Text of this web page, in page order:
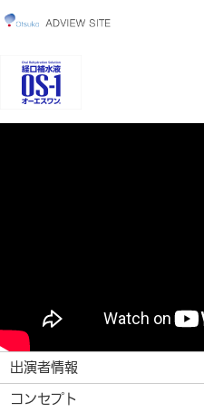
出演者情報
コンセプト